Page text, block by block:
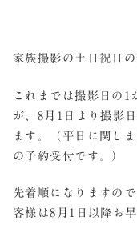
家族撮影の土日祝日
これまでは撮影日の1
が、8月1日より撮影
ます。（平日に関し
の予約受付です。）
先着順になりますの
客様は8月1日以降お